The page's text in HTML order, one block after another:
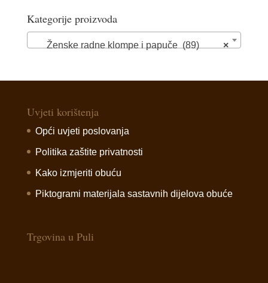
Kategorije proizvoda
×
Ženske radne klompe i papuče (89)
Uvjeti korištenja
Opći uvjeti poslovanja
Politika zaštite privatnosti
Kako izmjeriti obuću
Piktogrami materijala sastavnih dijelova obuće
Trgovina u Puli